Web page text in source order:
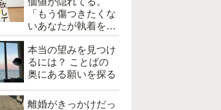
「もう傷つきたくな
いあなたが執着を手
放して「幸せ」にな
る本（根本裕幸著）
を読んだ
本当の望みを見つけ
るには？ ことばの
奥にある願いを探る
離婚がきっかけだっ